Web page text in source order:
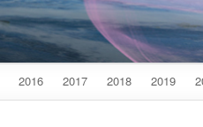
2016 2017 2018 2019